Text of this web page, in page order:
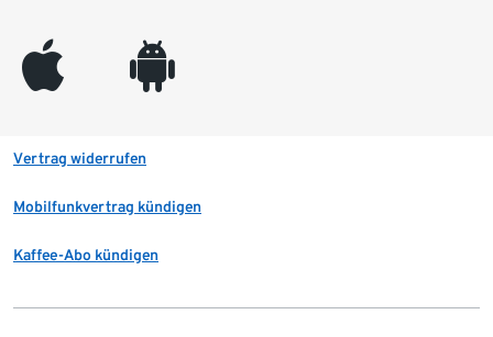
appleinc android
Vertrag widerrufen
Mobilfunkvertrag kündigen
Kaffee-Abo kündigen